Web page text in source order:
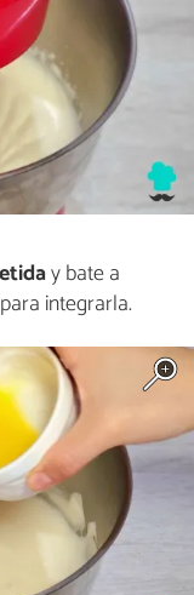
y bate a
integrarla.